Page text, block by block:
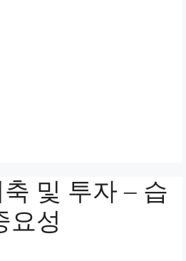
및 투자 – 습
요성